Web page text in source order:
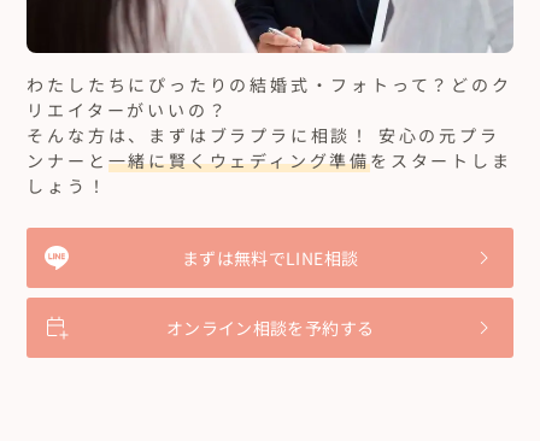
わたしたちにぴったりの結婚式・フォトって？どのク
リエイターがいいの？
そんな方は、まずはブラプラに相談！ 安心の元プラ
ンナーと 一緒に賢くウェディング準備をスタートしま
しょう！
まずは無料でLINE相談
オンライン相談を予約する